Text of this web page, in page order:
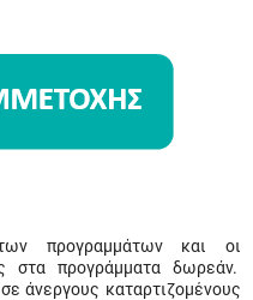
προγραμμάτων και οι
στα προγράμματα δωρεάν.
άνεργους καταρτιζομένους